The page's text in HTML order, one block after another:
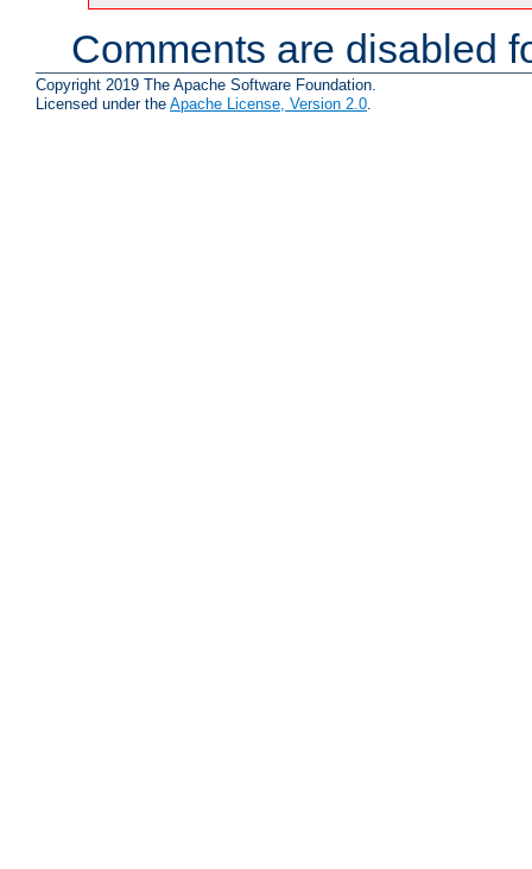
Comments are disabled
Copyright 2019 The Apache Software Foundation.
Licensed under the Apache License, Version 2.0.